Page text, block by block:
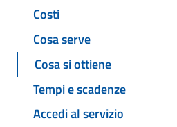
Costi
Cosa serve
Cosa si ottiene
Tempi e scadenze
Accedi al servizio